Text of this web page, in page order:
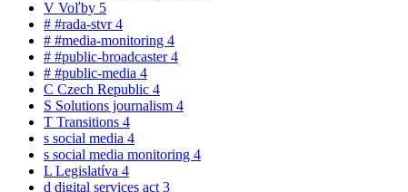
V Voľby 5
# #rada-stvr4
# #media-monitoring 4
# #public-broadcaster4
# #public-media 4
C Czech Republic 4
S Solutions journalism 4
T Transitions 4
s social media 4
s social media monitoring 4
L Legislatíva 4
d digital services act 3